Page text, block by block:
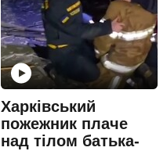
Харківський
пожежник плаче
над тілом батька-